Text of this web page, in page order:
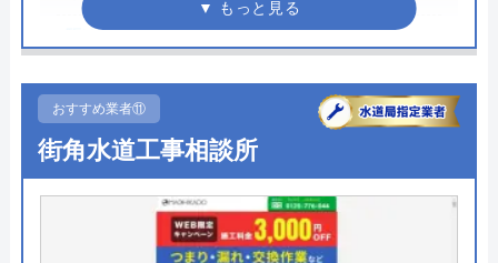
代表者 谷口和宏
所在地
大阪府茨木市玉水町1番47号の1-21
対応エリア 大阪府・兵庫県・奈良県の各エリア
●駆けつけ時間
●受付時間 24時間
●定休日
●出張見積もり 見積もり・出張費無料
現金支払、クレジットカード、電
子決済、後払い
おすすめ業者⑪
街角水道工事相談所